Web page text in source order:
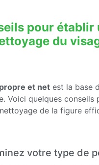
pour établir
du
et net est la base
Voici quelques conseils
de la figure
votre type de